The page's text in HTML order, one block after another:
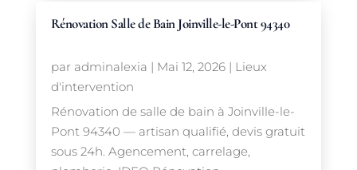
Rénovation Salle de Bain Joinville-le-Pont 94340
par adminalexia | Mai 12, 2026| Lieux
d'intervention
Rénovation de salle de bain à Joinville-le-
Pont 94340 — artisan qualifié, devis gratuit
sous 24h. Agencement, carrelage,